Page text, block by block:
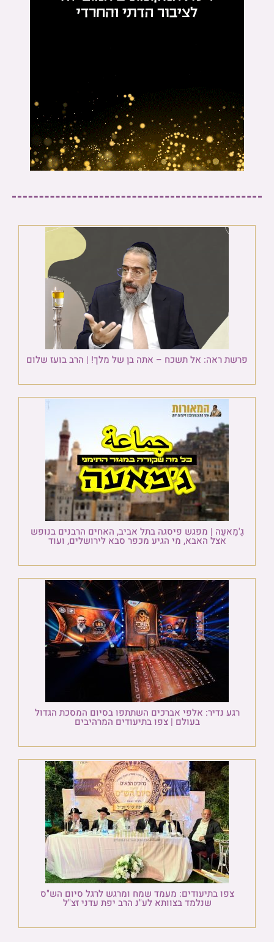
פרשת ראה: אל תשכח – אתה בן של מלך! | הרב בועז שלום
גַ'מַאעַה | מפגש פיסגה בתל אביב, האחים הרבנים בנופש
אצל האבא, מי הגיע מכפר סבא לירושלים, ועוד
רגע נדיר: אלפי אברכים השתתפו בסיום המסכת הגדול
בעולם | צפו בתיעודים המרהיבים
צפו בתיעודים: מעמד שמח ומרגש לרגל סיום הש"ס
שנלמד בצוותא לע"נ הרב יפת עדני זצ"ל